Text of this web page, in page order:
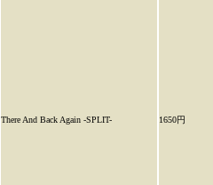
There And Back Again -SPLIT- 1650円